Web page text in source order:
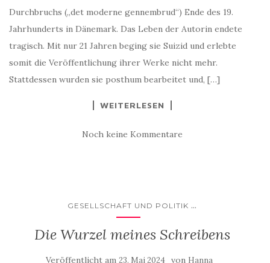
Durchbruchs („det moderne gennembrud“) Ende des 19.
Jahrhunderts in Dänemark. Das Leben der Autorin endete
tragisch. Mit nur 21 Jahren beging sie Suizid und erlebte
somit die Veröffentlichung ihrer Werke nicht mehr.
Stattdessen wurden sie posthum bearbeitet und, […]
WEITERLESEN
Noch keine Kommentare
GESELLSCHAFT UND POLITIK ...
Die Wurzel meines Schreibens
Veröffentlicht am 23. Mai 2024 von Hanna